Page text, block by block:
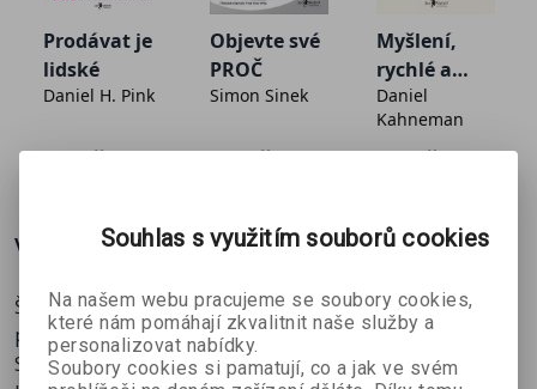
Prodávat je
lidské
Daniel H. Pink
314 Kč
Objevte své
PROČ
Simon Sinek
303 Kč
Myšlení,
rychlé a
pomalé
Daniel
Kahneman
535 Kč
Více o knize
Štěstí samotné, přestože je důležitou součástí osobní
pohody, nedává životu člověka úplný a pravý smysl.
Seligman nyní klade otázku: Co je tím, co vám umožňuje
Souhlas s využitím souborů cookies
Na našem webu pracujeme se soubory cookies,
které nám pomáhají zkvalitnit naše služby a
personalizovat nabídky.
Soubory cookies si pamatují, co a jak ve svém